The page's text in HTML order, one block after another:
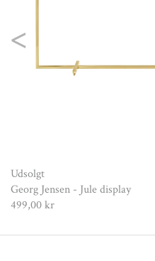
Previous
Udsolgt
Georg Jensen - Jule display
499,00 kr